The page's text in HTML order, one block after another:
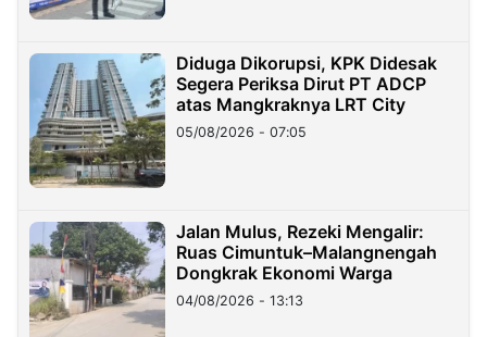
Diduga Dikorupsi, KPK Didesak
Segera Periksa Dirut PT ADCP
atas Mangkraknya LRT City
05/08/2026 - 07:05
Jalan Mulus, Rezeki Mengalir:
Ruas Cimuntuk–Malangnengah
Dongkrak Ekonomi Warga
04/08/2026 - 13:13